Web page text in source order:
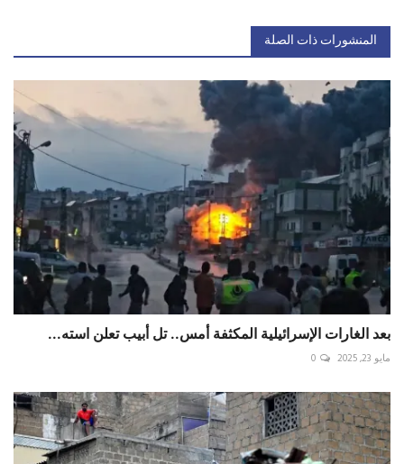
المنشورات ذات الصلة
بعد الغارات الإسرائيلية المكثفة أمس.. تل أبيب تعلن استه...
مايو 23, 2025 0